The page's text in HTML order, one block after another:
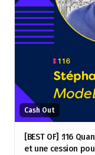
Cash Out
[BEST OF] :116
et une cession